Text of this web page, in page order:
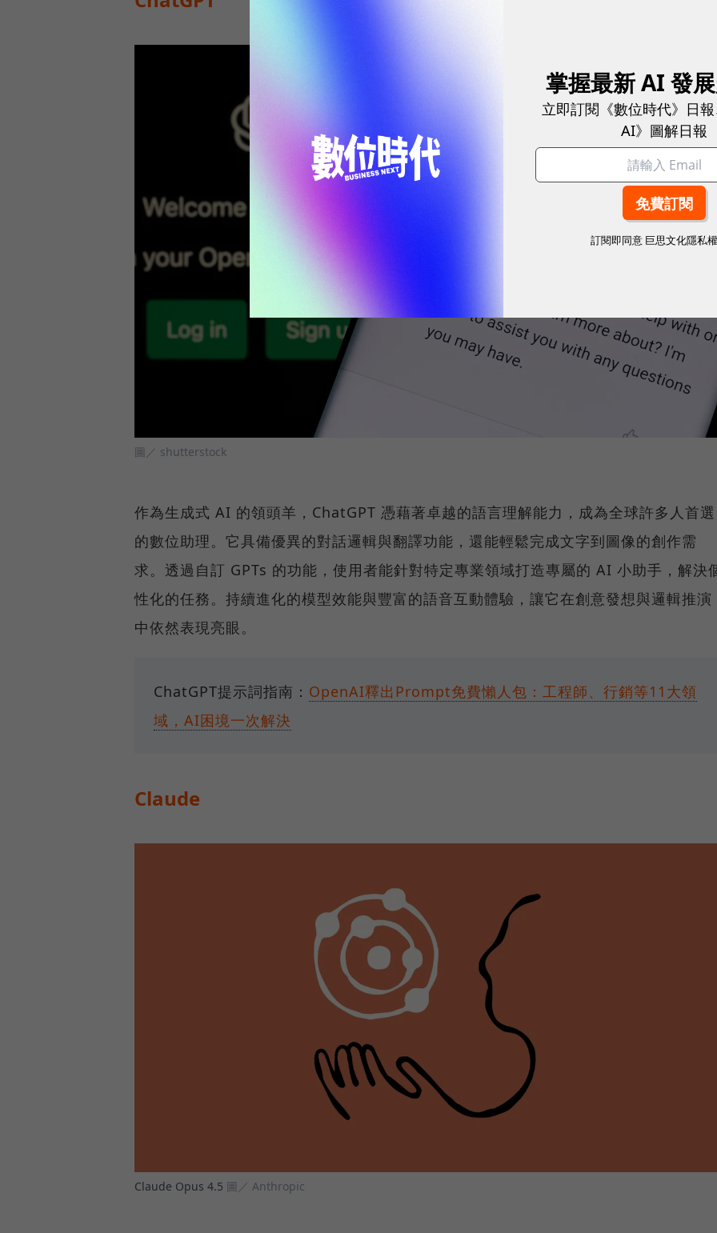
圖／ shutterstock
作為生成式 AI 的領頭羊，ChatGPT 憑藉著卓越的語言理解能力，成為全球許多人首選
的數位助理。它具備優異的對話邏輯與翻譯功能，還能輕鬆完成文字到圖像的創作需
求。透過自訂 GPTs 的功能，使用者能針對特定專業領域打造專屬的 AI 小助手，解決
性化的任務。持續進化的模型效能與豐富的語音互動體驗，讓它在創意發想與邏輯推演
中依然表現亮眼。
ChatGPT提示詞指南： OpenAI釋出Prompt免費懶人包：工程師、行銷等11大領
域，AI困境一次解決
Claude
Claude Opus 4.5 圖／ Anthropic
掌握最新 AI 發
立即訂閱《數位時代》日
AI》圖解日報
訂閱即同意 巨思文化隱私